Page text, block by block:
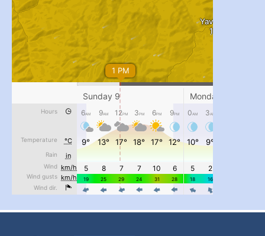
#PipIvanToday
#PipIvanWeather
...
pimrec_project